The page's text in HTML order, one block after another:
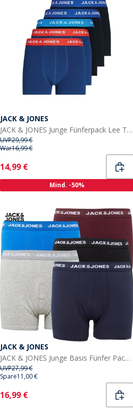
JACK & JONES
JACK & JONES Junge Fünferpack Lee Trunks Surfen im Netz
UVP29,99 €
War16,99 €
Current
14,99 €
Mind. -50%
JACK & JONES
JACK & JONES Junge Basis Fünfer Pack Boxers Multi
UVP27,99 €
Spare11,00 €
Current
16,99 €